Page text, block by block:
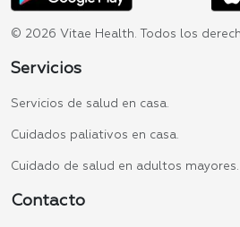
© 2026 Vitae Health. Todos los
Servicios
Servicios de salud en casa.
Cuidados paliativos en casa.
Cuidado de salud en adultos mayores.
Contacto